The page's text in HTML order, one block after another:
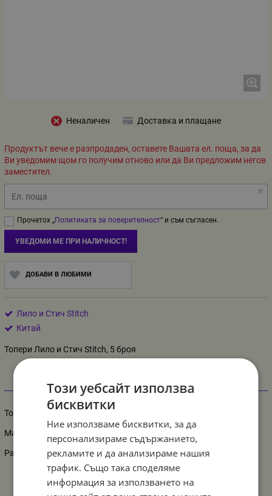
Неналичен Доставка и плащане
Продуктът вече е разпродаден, оставете Вашата ел. поща, за да
Ви уведомим щом го получим отново или да Ви предложим негов
заместител.
Ел. поща
Прочетох „Политиката за поверителност“ и съм съгласен.
УВЕДОМИ МЕ ПРИ НАЛИЧНОСТ!
ДОБАВИ В ЛЮБИМИ
Лило и Стич Stitch
Китай
Топери Лило и Стич Stitch, 5 броя
Информация
Топери Лило и Стич Stitch, 5 броя
Материал: картон и пластмаса
Размер на картинката- 6-10 см
Този уебсайт използва
бисквитки
Ние използваме бисквитки, за да
персонализираме съдържанието,
рекламите и да анализираме нашия
трафик. Също така споделяме
информация за използването на